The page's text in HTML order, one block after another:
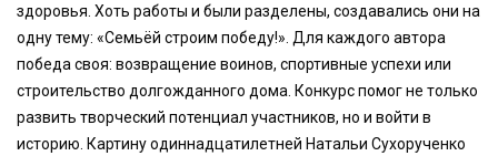
здоровья. Хоть работы и были разделены, создавались они на
одну тему: «Семьёй строим победу!». Для каждого автора
победа своя: возвращение воинов, спортивные успехи или
строительство долгожданного дома. Конкурс помог не только
развить творческий потенциал участников, но и войти в
историю. Картину одиннадцатилетней Натальи Сухорученко